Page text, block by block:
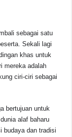
sebagai satu
Sekali lagi
khas untuk
mereka adalah
ciri-ciri sebagai
bertujuan untuk
alaf baharu
budaya dan tradisi